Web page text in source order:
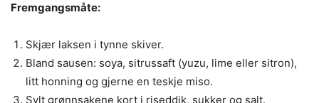
Fremgangsmåte:
Skjær laksen i tynne skiver.
Bland sausen: soya, sitrussaft (yuzu, lime eller sitron),
litt honning og gjerne en teskje miso.
Sylt grønnsakene kort i riseddik, sukker og salt.